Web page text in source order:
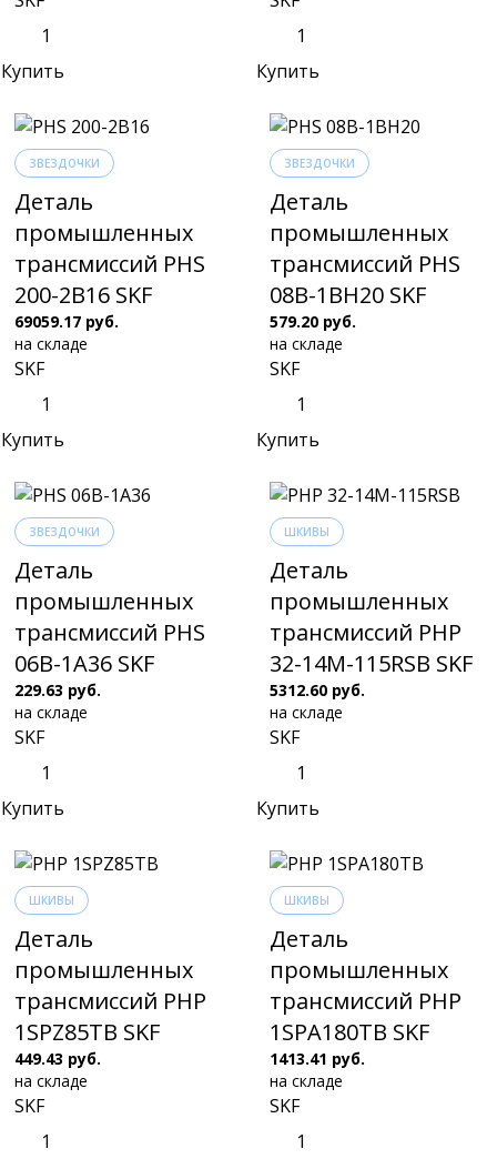
Купить Купить
ЗВЕЗДОЧКИ
Деталь
промышленных
трансмиссий PHS
200-2B16 SKF
69059.17 руб.
на складе
SKF
Купить
ЗВЕЗДОЧКИ
Деталь
промышленных
трансмиссий PHS
08B-1BH20 SKF
579.20 руб.
на складе
SKF
Купить
ЗВЕЗДОЧКИ
Деталь
промышленных
трансмиссий PHS
06B-1A36 SKF
229.63 руб.
на складе
SKF
Купить
ШКИВЫ
Деталь
промышленных
трансмиссий PHP
32-14M-115RSB SKF
5312.60 руб.
на складе
SKF
Купить
ШКИВЫ
Деталь
промышленных
трансмиссий PHP
1SPZ85TB SKF
449.43 руб.
на складе
SKF
ШКИВЫ
Деталь
промышленных
трансмиссий PHP
1SPA180TB SKF
1413.41 руб.
на складе
SKF